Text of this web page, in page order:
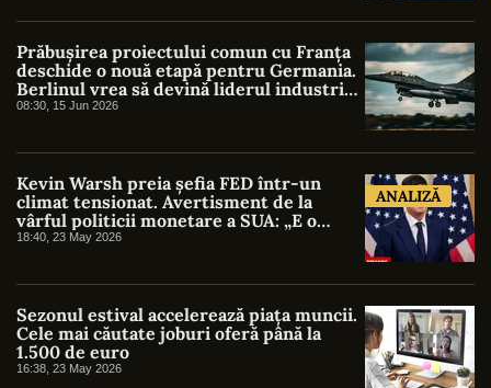
Prăbușirea proiectului comun cu Franța
deschide o nouă etapă pentru Germania.
Berlinul vrea să devină liderul industriei
aerospațiale europene. Ce ar trebui să
08:30, 15 Jun 2026
Kevin Warsh preia șefia FED într-un
climat tensionat. Avertisment de la
vârful politicii monetare a SUA: „E o
nebunie să vorbești despre reduceri de
18:40, 23 May 2026
ANALIZĂ
Sezonul estival accelerează piața muncii.
Cele mai căutate joburi oferă până la
1.500 de euro
16:38, 23 May 2026